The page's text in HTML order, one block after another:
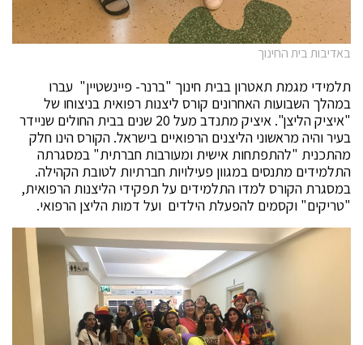
באדיבות בית החינוך
תלמידי מגמת תאטרון בבית חינוך "ברנר- פיינשטיין" עברו
במהלך השבועות האחרונים קורס ליצנות רפואית בניצוחו של
"איציק הליצן". איציק מתנדב מעל 20 שנים בבית החולים שניידר
בעיר והיה מראשוני הליצנים הרפואיים בישראל. הקורס הינו חלק
מהתכנית "להתפתחות אישית ומעורבות חברתית" במסגרתה
התלמידים מתנסים במגוון פעילויות חברתיות לטובת הקהילה.
במסגרת הקורס למדו התלמידים על תפקידי הליצנות הרפואית,
"טריקים" וקסמים להפעלת הילדים ועל דמות הליצן הרפואי.